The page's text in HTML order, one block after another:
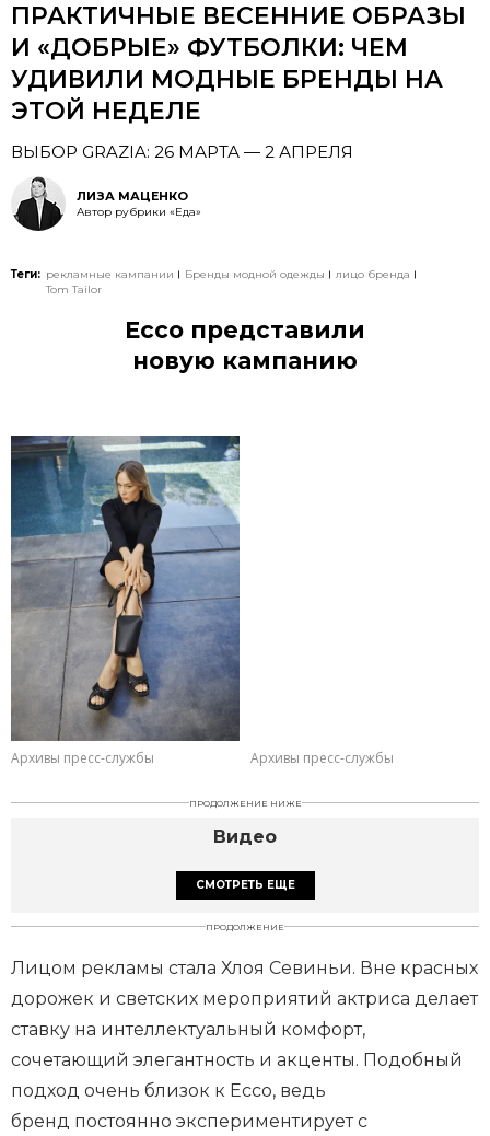
ПРАКТИЧНЫЕ ВЕСЕННИЕ ОБРАЗЫ
И «ДОБРЫЕ» ФУТБОЛКИ: ЧЕМ
УДИВИЛИ МОДНЫЕ БРЕНДЫ НА
ЭТОЙ НЕДЕЛЕ
ВЫБОР GRAZIA: 26 МАРТА — 2 АПРЕЛЯ
ЛИЗА МАЦЕНКО
Автор рубрики «Еда»
Теги: рекламные кампании Бренды модной одежды
лицо бренда
Tom Tailor
Ecco представили
новую кампанию
Архивы пресс-службы Архивы пресс-службы
ПРОДОЛЖЕНИЕ НИЖЕ
Видео
СМОТРЕТЬ ЕЩЕ
ПРОДОЛЖЕНИЕ
Лицом рекламы стала Хлоя Севиньи. Вне красных
дорожек и светских мероприятий актриса делает
ставку на интеллектуальный комфорт,
сочетающий элегантность и акценты. Подобный
подход очень близок к Ecco, ведь
бренд постоянно экспериментирует с